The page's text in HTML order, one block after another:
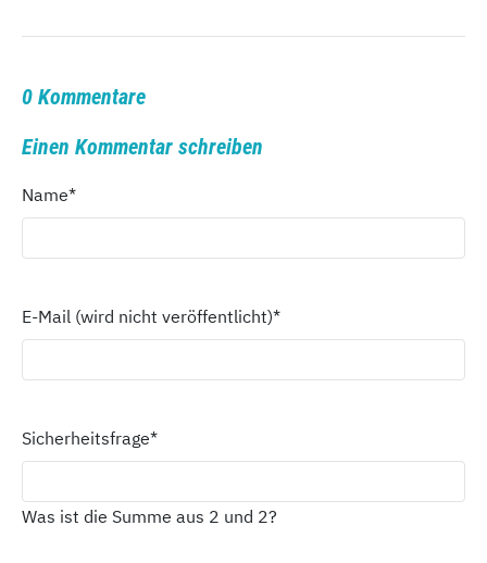
0 Kommentare
Einen Kommentar schreiben
Name*
E-Mail (wird nicht veröffentlicht)*
Sicherheitsfrage*
Was ist die Summe aus 2 und 2?